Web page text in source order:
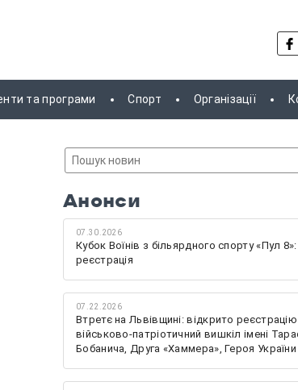
та програми Спорт Організації
Анонси
07.30.2026
Кубок Воїнів з більярдного спорту «Пул
реєстрація
07.22.2026
Втретє на Львівщині: відкрито
військово-патріотичний вишкіл імені
Бобанича, Друга «Хаммера», Героя України